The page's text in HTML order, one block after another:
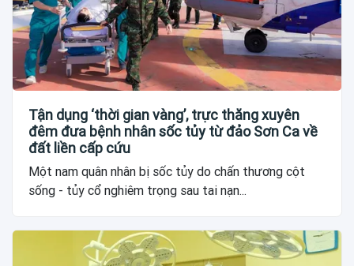
Tận dụng ‘thời gian vàng’, trực thăng xuyên
đêm đưa bệnh nhân sốc tủy từ đảo Sơn Ca về
đất liền cấp cứu
Một nam quân nhân bị sốc tủy do chấn thương cột
sống - tủy cổ nghiêm trọng sau tai nạn...